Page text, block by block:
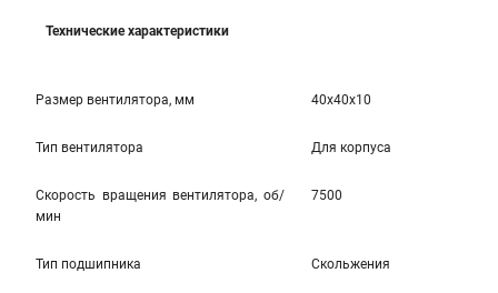
Технические характеристики
Размер вентилятора, мм 40x40x10
Тип вентилятора Для корпуса
Скорость вращения вентилятора, об/
мин
7500
Тип подшипника Скольжения